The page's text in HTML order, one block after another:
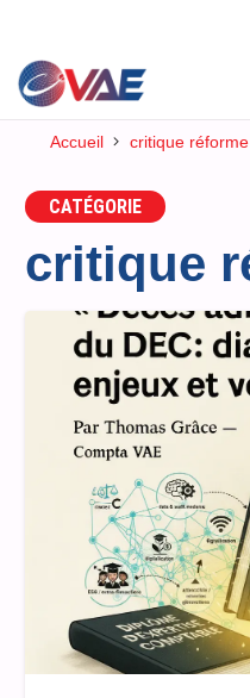
Accueil critique réforme
CATÉGORIE
critique